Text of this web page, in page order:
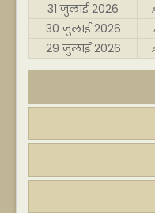
31 जुलाई 2026
30 जुलाई 2026
29 जुलाई 2026